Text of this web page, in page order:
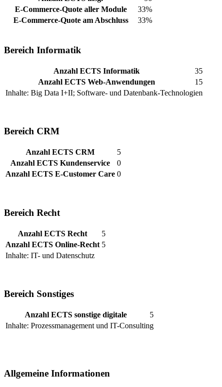
E-Commerce-Quote aller Module
33%
E-Commerce-Quote am Abschluss
33%
Bereich Informatik
Anzahl ECTS Informatik
35
Anzahl ECTS Web-Anwendungen
15
Inhalte: Big Data I+II; Software- und Datenbank-Technologien
Bereich CRM
Anzahl ECTS CRM
5
Anzahl ECTS Kundenservice
0
Anzahl ECTS E-Customer Care 0
Bereich Recht
Anzahl ECTS Recht
5
Anzahl ECTS Online-Recht 5
Inhalte: IT- und Datenschutz
Bereich Sonstiges
Anzahl ECTS sonstige digitale
5
Inhalte: Prozessmanagement und IT-Consulting
Allgemeine Informationen